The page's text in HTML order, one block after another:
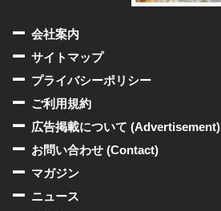
会社案内
サイトマップ
プライバシーポリシー
ご利用規約
広告掲載について (Advertisement)
お問い合わせ (Contact)
マガジン
ニュース